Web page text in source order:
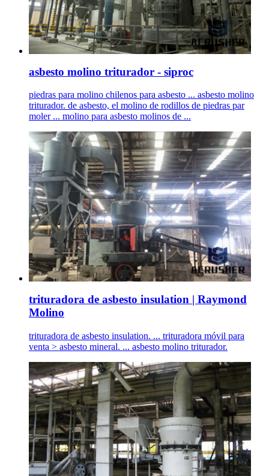
asbesto molino triturador - siproc
piedras para molino chilenos para asbesto ... asbesto molino
triturador. de asbesto, el molino de rodillos de piedras par
moler ... molino para asbesto molinos de ...
trituradora de asbesto insulation | Raymond
Molino
trituradora de asbesto insulation. ... trituradora móvil para
venta > asbesto mineral. ... asbesto molino triturador.